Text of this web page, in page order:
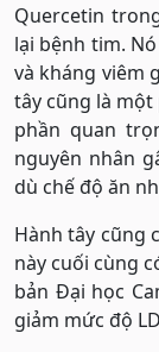
Quercetin
lại bệnh tim.
và kháng viêm
tây cũng là một
phần quan
nguyên nhân
dù chế độ ăn
Hành tây cũng
này cuối cùng
bản Đại học
giảm mức độ